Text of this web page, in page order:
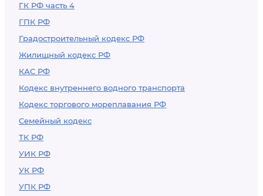
ГК РФ часть 4
ГПК РФ
Градостроительный кодекс РФ
Жилищный кодекс РФ
КАС РФ
Кодекс внутреннего водного транспорта
Кодекс торгового мореплавания РФ
Семейный кодекс
ТК РФ
УИК РФ
УК РФ
УПК РФ